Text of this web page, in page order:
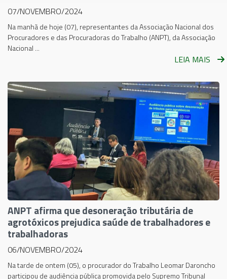
07/NOVEMBRO/2024
Na manhã de hoje (07), representantes da Associação Nacional dos
Procuradores e das Procuradoras do Trabalho (ANPT), da Associação
Nacional ...
LEIA MAIS
ANPT afirma que desoneração tributária de
agrotóxicos prejudica saúde de trabalhadores e
trabalhadoras
06/NOVEMBRO/2024
Na tarde de ontem (05), o procurador do Trabalho Leomar Daroncho
participou de audiência pública promovida pelo Supremo Tribunal